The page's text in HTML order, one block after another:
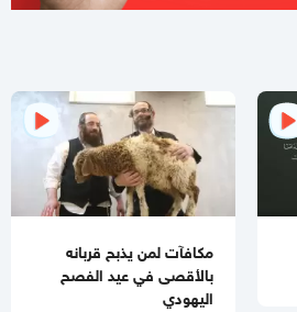
مكافآت لمن يذبح قربانه
بالأقصى في عيد الفصح
اليهودي